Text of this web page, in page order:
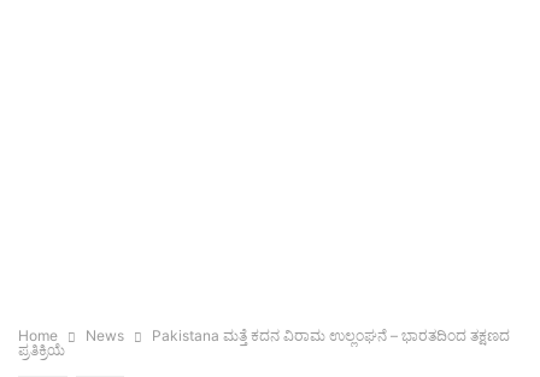
Home News
Pakistana ಮತ್ತೆ ಕದನ ವಿರಾಮ ಉಲ್ಲಂಘನೆ – ಭಾರತದಿಂದ ತಕ್ಷಣದ
ಪ್ರತಿಕ್ರಿಯೆ